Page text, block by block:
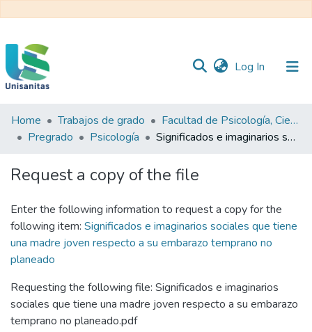
Log In (current)
Inicio
Web
Unisanitas
Home Trabajos de grado
Facultad de Psicología, Ciencias Sociales y de la Educación
Pregrado
Psicología Significados e imaginarios sociales que tiene una madre joven respecto a su embarazo temprano no planeado
Request a copy of the file
Enter the following information to request a copy for the
following item: Significados e imaginarios sociales que tiene
una madre joven respecto a su embarazo temprano no
planeado
Requesting the following file: Significados e imaginarios
sociales que tiene una madre joven respecto a su embarazo
temprano no planeado.pdf